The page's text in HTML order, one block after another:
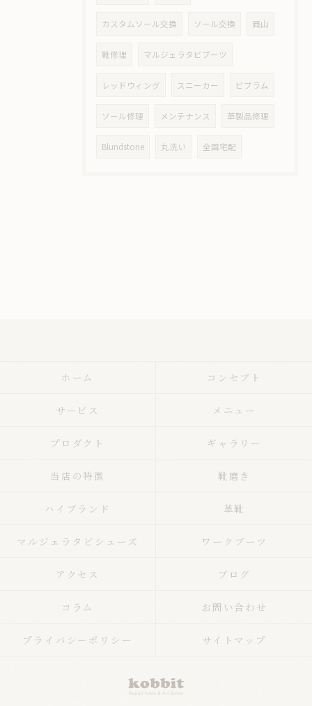
カスタムソール交換 ソール交換 岡山
靴修理 マルジェラタビブーツ
レッドウィング スニーカー ビブラム
ソール修理 メンテナンス 革製品修理
Blundstone 丸洗い 全国宅配
ホーム
コンセプト
サービス
メニュー
プロダクト
ギャラリー
当店の特徴
靴磨き
ハイブランド
革靴
マルジェラタビシューズ
ワークブーツ
アクセス
ブログ
コラム
お問い合わせ
プライバシーポリシー
サイトマップ